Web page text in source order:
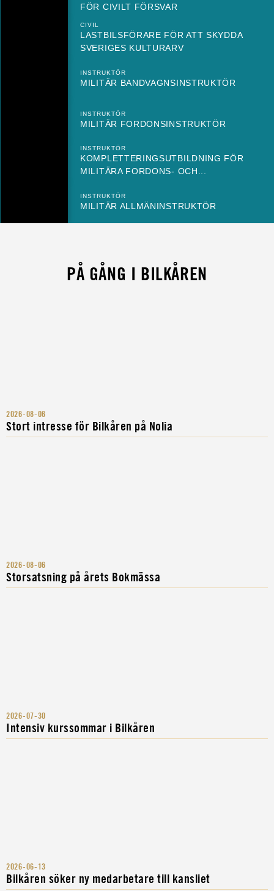
FÖR CIVILT FÖRSVAR
CIVIL
LASTBILSFÖRARE FÖR ATT SKYDDA
SVERIGES KULTURARV
INSTRUKTÖR
MILITÄR BANDVAGNSINSTRUKTÖR
INSTRUKTÖR
MILITÄR FORDONSINSTRUKTÖR
INSTRUKTÖR
KOMPLETTERINGSUTBILDNING FÖR
MILITÄRA FORDONS- OCH...
INSTRUKTÖR
MILITÄR ALLMÄNINSTRUKTÖR
PÅ GÅNG I BILKÅREN
2026-08-06
Stort intresse för Bilkåren på Nolia
2026-08-06
Storsatsning på årets Bokmässa
2026-07-30
Intensiv kurssommar i Bilkåren
2026-06-13
Bilkåren söker ny medarbetare till kansliet